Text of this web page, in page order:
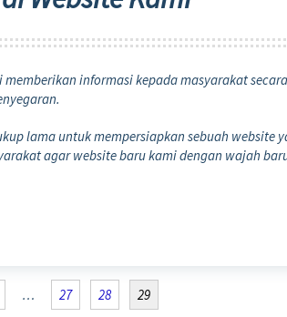
informasi kepada masyarakat
lama untuk mempersiapkan sebuah website
agar website baru kami dengan wajah
… 27 28 29